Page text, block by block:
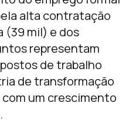
alta contratação
(39 mil) e dos
representam
de trabalho
de transformação
um crescimento